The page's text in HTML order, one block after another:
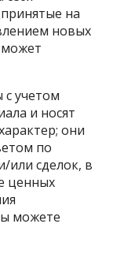
на
новых
учетом
и носят
они
по
или сделок, в
ценных
можете